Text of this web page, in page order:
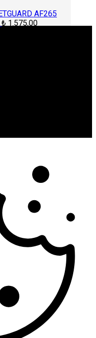
AF265
₺ 1.575,00